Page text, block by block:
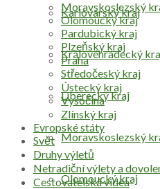
Karlovarský kraj
Královéhradecký
Liberecký kraj
Moravskoslezský
Olomoucký kraj
Moravskoslezský
Olomoucký kraj
Pardubický kraj
Plzeňský kraj
Praha
Středočeský kraj
Ústecký kraj
Vysočina
Zlínský kraj
Evropské státy
Svět
Druhy výletů
Netradiční výlety a
Cestovatelská videa